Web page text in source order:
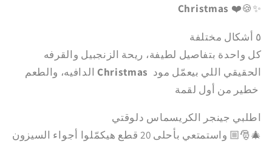
Christmas ❤️🍪✨
٥ أشكال مختلفة
كل واحدة بتفاصيل لطيفة، ريحة الزنجبيل والقرفه
Christmas
اطلبي جينجر الكريسماس دلوقتي
واستمتعي بأحلى 20 قطع هيكمّلوا أجواء السيزون 🎅🏼🎄